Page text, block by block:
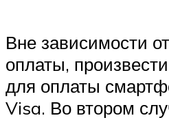
Вне зависимости
оплаты,
для оплаты
Visa. Во втором